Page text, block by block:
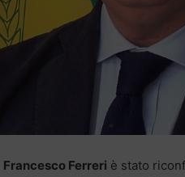
Francesco Ferreri è stato